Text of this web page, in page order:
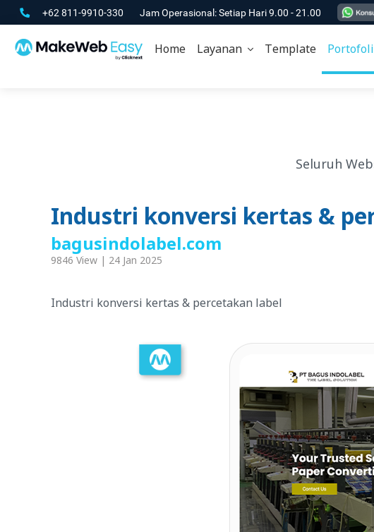
+62 811-9910-330 Jam Operasional: Setiap Hari 9.00 - 21.00
Home Layanan Template
Seluruh
Industri konversi kertas &
bagusindolabel.com
9846 View | 24 Jan 2025
Industri konversi kertas & percetakan label